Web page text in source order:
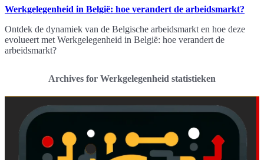
Werkgelegenheid in België: hoe verandert de arbeidsmarkt?
Ontdek de dynamiek van de Belgische arbeidsmarkt en hoe deze
evolueert met Werkgelegenheid in België: hoe verandert de
arbeidsmarkt?
Archives for Werkgelegenheid statistieken